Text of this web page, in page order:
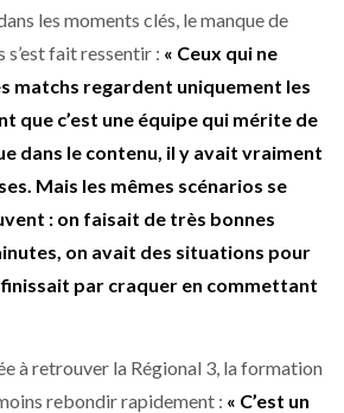
les moments clés, le manque de
fait ressentir : « Ceux qui ne
matchs regardent uniquement les
que c’est une équipe qui mérite de
dans le contenu, il y avait vraiment
Mais les mêmes scénarios se
: on faisait de très bonnes
on avait des situations pour
par craquer en commettant
à retrouver la Régional 3, la formation
rebondir rapidement : « C’est un